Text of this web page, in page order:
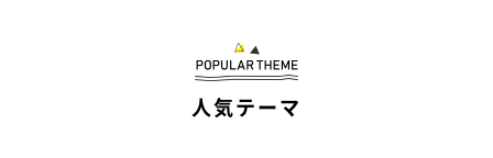
人気テーマ